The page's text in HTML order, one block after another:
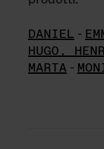
DANIEL -
HUGO,
MARTA -